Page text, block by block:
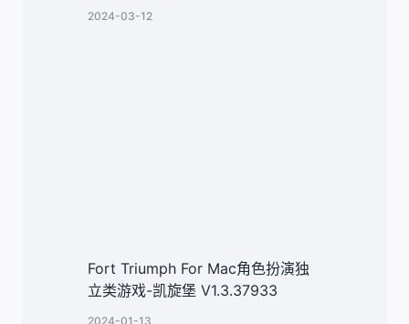
2024-03-12
Fort Triumph For Mac角色扮演独
立类游戏-凯旋堡 V1.3.37933
2024-01-13